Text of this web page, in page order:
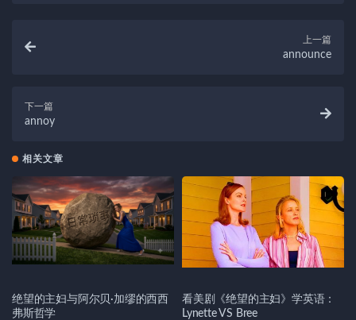
上一篇
announce
下一篇
annoy
相关文章
绝望的主妇与阿尔贝·加缪的西西
弗斯哲学
看美剧《绝望的主妇》学英语：
Lynette VS Bree